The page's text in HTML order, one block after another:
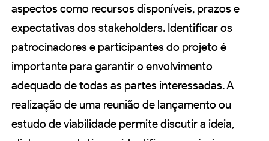
aspectos como recursos disponíveis, prazos e
expectativas dos stakeholders. Identificar os
patrocinadores e participantes do projeto é
importante para garantir o envolvimento
adequado de todas as partes interessadas. A
realização de uma reunião de lançamento ou
estudo de viabilidade permite discutir a ideia,